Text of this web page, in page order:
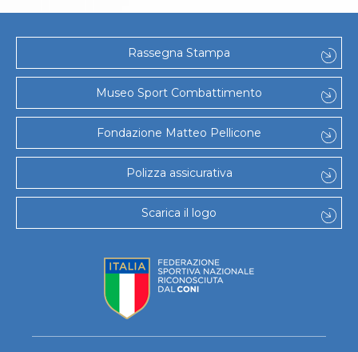
Rassegna Stampa
Museo Sport Combattimento
Fondazione Matteo Pellicone
Polizza assicurativa
Scarica il logo